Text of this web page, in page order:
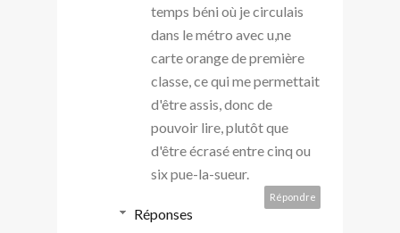
temps béni où je circulais
dans le métro avec u,ne
carte orange de première
classe, ce qui me permettait
d'être assis, donc de
pouvoir lire, plutôt que
d'être écrasé entre cinq ou
six pue-la-sueur.
Répondre
Réponses